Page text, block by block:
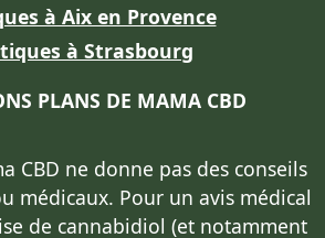
à Aix en Provence
à Strasbourg
PLANS DE MAMA CBD
CBD ne donne pas des conseils
médicaux. Pour un avis médical
de cannabidiol (et notamment